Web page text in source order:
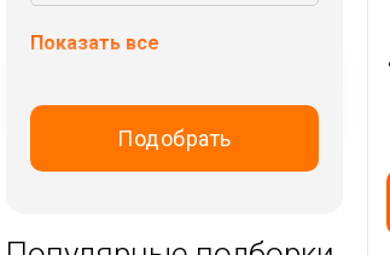
Hifly
Kapsen
Показать все
Подобрать